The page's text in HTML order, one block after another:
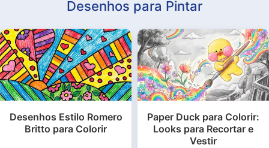
Desenhos para Pintar
Desenhos Estilo Romero
Britto para Colorir
Paper Duck para Colorir:
Looks para Recortar e
Vestir